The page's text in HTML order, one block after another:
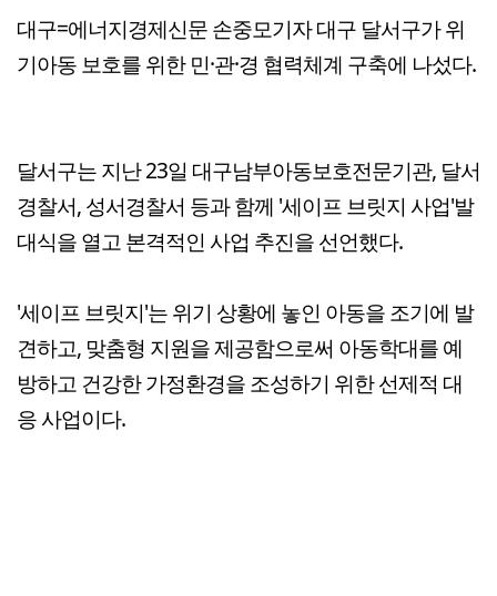
대구=에너지경제신문 손중모기자 대구 달서구가 위
기아동 보호를 위한 민·관·경 협력체계 구축에 나섰다.
달서구는 지난 23일 대구남부아동보호전문기관, 달서
경찰서, 성서경찰서 등과 함께 '세이프 브릿지 사업'발
대식을 열고 본격적인 사업 추진을 선언했다.
'세이프 브릿지'는 위기 상황에 놓인 아동을 조기에 발
견하고, 맞춤형 지원을 제공함으로써 아동학대를 예
방하고 건강한 가정환경을 조성하기 위한 선제적 대
응 사업이다.